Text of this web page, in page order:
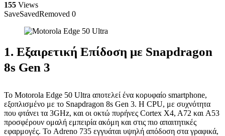
155 Views
SaveSavedRemoved 0
1. Εξαιρετική Επίδοση με Snapdragon
8s Gen 3
Το Motorola Edge 50 Ultra αποτελεί ένα κορυφαίο smartphone,
εξοπλισμένο με το Snapdragon 8s Gen 3. Η CPU, με συχνότητα
που φτάνει τα 3GHz, και οι οκτώ πυρήνες Cortex X4, A72 και A53
προσφέρουν ομαλή εμπειρία ακόμη και στις πιο απαιτητικές
εφαρμογές. Το Adreno 735 εγγυάται υψηλή απόδοση στα γραφικά,